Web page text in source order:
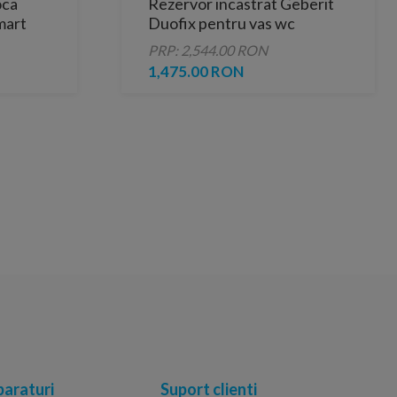
Duofix pentru vas wc
suspendat, 112 cm, cu
rezervor incastrat Omega 12
cm
PRP: 2,544.00 RON
1,475.00 RON
Suport clienti